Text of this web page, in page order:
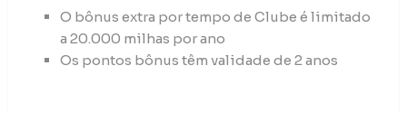
O bônus extra por tempo de Clube é limitado
a 20.000 milhas por ano
Os pontos bônus têm validade de 2 anos